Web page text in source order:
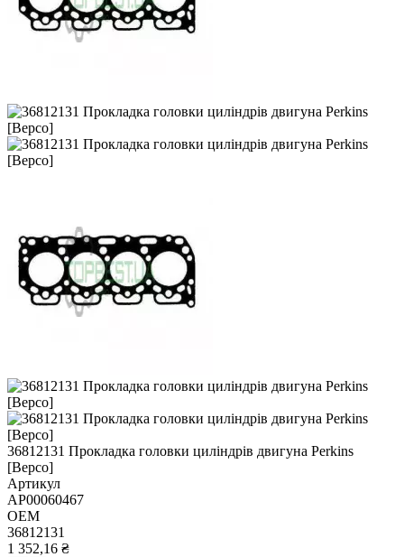
36812131 Прокладка головки циліндрів двигуна Perkins
[Bepco]
Артикул
AP00060467
OEM
36812131
1 352,16 ₴